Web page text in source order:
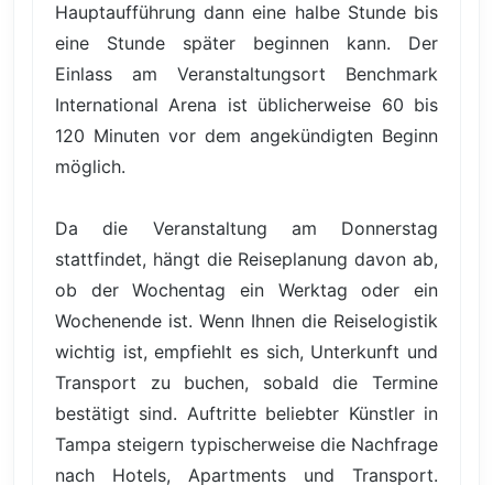
Hauptaufführung dann eine halbe Stunde bis
eine Stunde später beginnen kann. Der
Einlass am Veranstaltungsort Benchmark
International Arena ist üblicherweise 60 bis
120 Minuten vor dem angekündigten Beginn
möglich.
Da die Veranstaltung am Donnerstag
stattfindet, hängt die Reiseplanung davon ab,
ob der Wochentag ein Werktag oder ein
Wochenende ist. Wenn Ihnen die Reiselogistik
wichtig ist, empfiehlt es sich, Unterkunft und
Transport zu buchen, sobald die Termine
bestätigt sind. Auftritte beliebter Künstler in
Tampa steigern typischerweise die Nachfrage
nach Hotels, Apartments und Transport.